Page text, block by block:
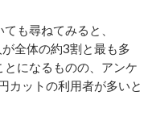
も尋ねてみると、
全体の約3割と最も多
になるものの、アンケ
カットの利用者が多いと